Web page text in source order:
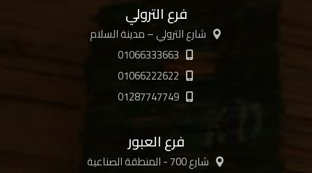
فرع الترولي
شارع الترولي – مدينة السلام
01066333663
01066222622
01287747749
فرع العبور
شارع 700 - المنطقة الصناعية